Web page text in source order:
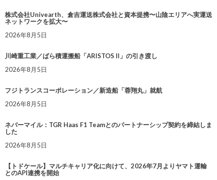
株式会社Univearth、倉吉運送株式会社と資本提携〜山陰エリアへ実運送
ネットワークを拡大〜
2026年8月5日
川崎重工業／ばら積運搬船「ARISTOS II」の引き渡し
2026年8月5日
フジトランスコーポレーション／新造船「蓉翔丸」就航
2026年8月5日
ネバーマイル：TGR Haas F1 Teamとのパートナーシップ契約を締結しま
した
2026年8月5日
【トドケール】マルチキャリア化に向けて、2026年7月よりヤマト運輸
とのAPI連携を開始